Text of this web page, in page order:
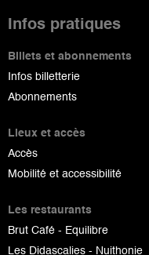
Infos pratiques
Billets et abonnements
Infos billetterie
Abonnements
Lieux et accès
Accès
Mobilité et accessibilité
Les restaurants
Brut Café - Equilibre
Les Didascalies - Nuithonie